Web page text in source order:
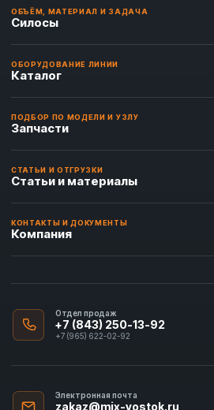
ОБЪЁМ, МАТЕРИАЛ И ЗАДАЧА
Силосы
ОБОРУДОВАНИЕ ЛИНИИ
Каталог
ПОДБОР ПО МОДЕЛИ И УЗЛУ
Запчасти
СТАТЬИ И ОТГРУЗКИ
Статьи и материалы
КОНТАКТЫ И ДОКУМЕНТЫ
Компания
Отдел продаж
+7 (843) 250-13-92
+7 (965) 622-02-92
Электронная почта
zakaz@mix-vostok.ru